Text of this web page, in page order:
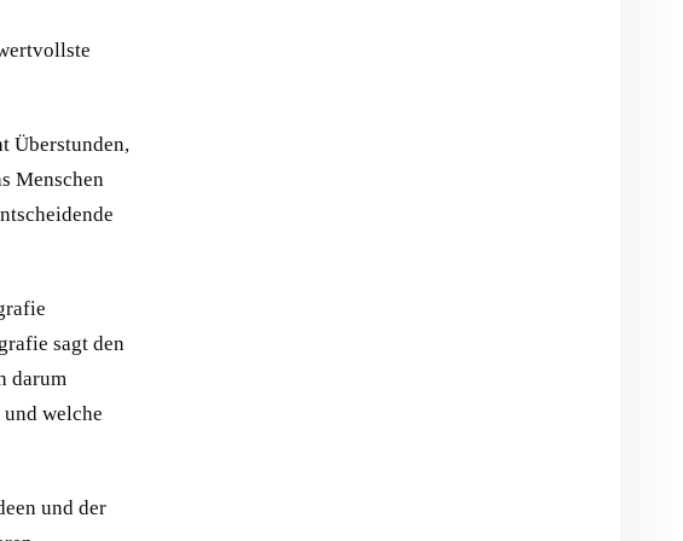
Überstunden,
Menschen
sagt den
darum
welche
und der